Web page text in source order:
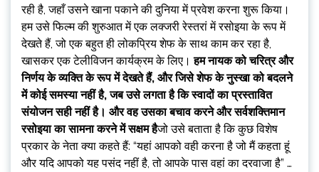
रही है, जहाँ उसने खाना पकाने की दुनिया में प्रवेश करना शुरू किया।
हम उसे फिल्म की शुरुआत में एक लक्जरी रेस्तरां में रसोइया के रूप में
देखते हैं, जो एक बहुत ही लोकप्रिय शेफ के साथ काम कर रहा है,
खासकर एक टेलीविजन कार्यक्रम के लिए।हम नायक को चरित्र और
निर्णय के व्यक्ति के रूप में देखते हैं, और जिसे शेफ के नुस्खा को बदलने
में कोई समस्या नहीं है, जब उसे लगता है कि स्वादों का प्रस्तावित
संयोजन सही नहीं है। और वह उसका बचाव करने और सर्वशक्तिमान
रसोइया का सामना करने में सक्षम हैजो उसे बताता है कि कुछ विशेष
प्रकार के नेता क्या कहते हैं: “यहां आपको वही करना है जो मैं कहता हूं
और यदि आपको यह पसंद नहीं है, तो आपके पास वहां का दरवाजा है” …